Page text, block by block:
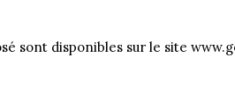
sont disponibles sur le site